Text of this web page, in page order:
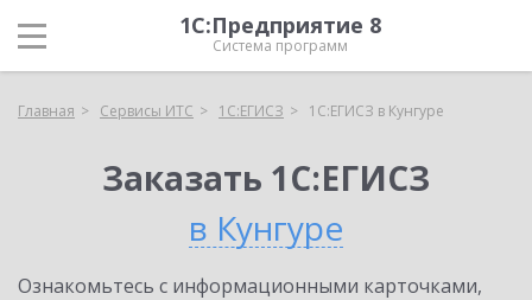
1С:Предприятие 8
Система программ
Главная Сервисы ИТС 1С:ЕГИСЗ 1С:ЕГИСЗ в Кунгуре
Заказать 1С:ЕГИСЗ
в Кунгуре
Ознакомьтесь с информационными карточками,